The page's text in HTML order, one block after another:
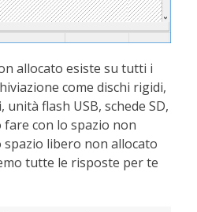
allocato esiste su tutti i
come dischi rigidi,
unità flash USB, schede SD,
fare con lo spazio non
spazio libero non allocato
tutte le risposte per te